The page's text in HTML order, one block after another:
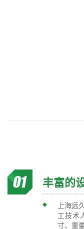
丰富的
上海远
工技术
寸、重